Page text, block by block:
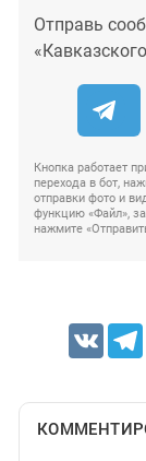
Отправь
Кнопка работает
перехода в бот,
отправки фото и
функцию «Файл»,
нажмите
VK